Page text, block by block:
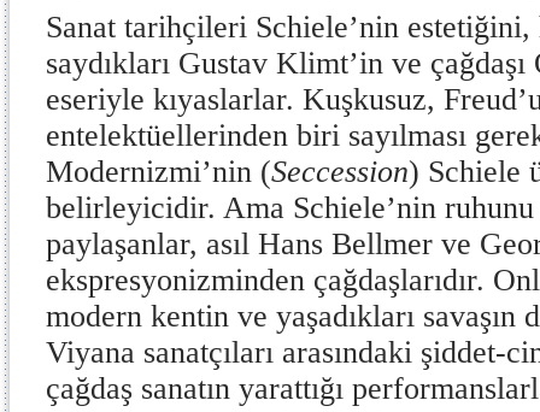
Sanat tarihçileri Schiele’nin estetiğini,
saydıkları Gustav Klimt’in ve
eseriyle kıyaslarlar. Kuşkusuz,
entelektüellerinden biri sayılması
Modernizmi’nin (Seccession) Schiele
belirleyicidir. Ama Schiele’nin
paylaşanlar, asıl Hans Bellmer ve
ekspresyonizminden çağdaşlarıdır.
modern kentin ve yaşadıkları
Viyana sanatçıları arasındaki şiddet-
çağdaş sanatın yarattığı